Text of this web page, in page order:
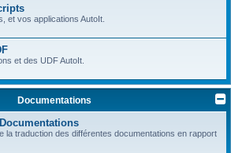
et vos applications AutoIt.
et des UDF AutoIt.
Documentations
la traduction des différentes documentations en rapport